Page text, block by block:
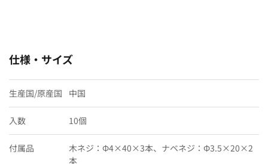
仕様・サイズ
生産国/原産国 中国
入数 10個
付属品
木ネジ：Φ4×40×3本、ナベネジ：Φ3.5×20×2
本